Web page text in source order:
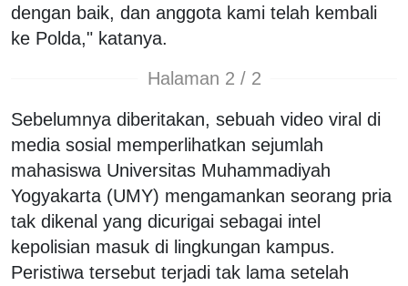
dengan baik, dan anggota kami telah kembali
ke Polda," katanya.
Halaman 2 / 2
Sebelumnya diberitakan, sebuah video viral di
media sosial memperlihatkan sejumlah
mahasiswa Universitas Muhammadiyah
Yogyakarta (UMY) mengamankan seorang pria
tak dikenal yang dicurigai sebagai intel
kepolisian masuk di lingkungan kampus.
Peristiwa tersebut terjadi tak lama setelah